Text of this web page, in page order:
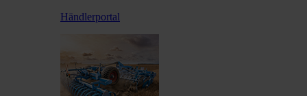
Händlerportal